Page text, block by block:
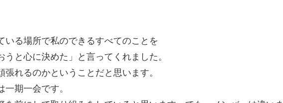
いる場所で私のできるすべてのことを
と心に決めた」と言ってくれました。
れるのかということだと思います。
期一会です。